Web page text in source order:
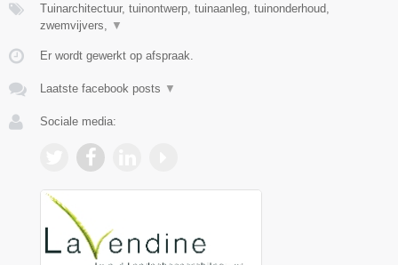
Tuinarchitectuur, tuinontwerp, tuinaanleg, tuinonderhoud,
zwemvijvers,
▼
Er wordt gewerkt op afspraak.
Laatste facebook posts ▼
Sociale media: